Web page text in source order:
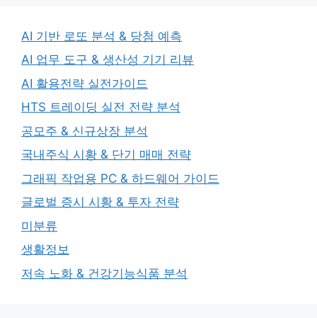
AI 기반 로또 분석 & 당첨 예측
AI 업무 도구 & 생산성 기기 리뷰
AI 활용전략 실전가이드
HTS 트레이딩 실전 전략 분석
공모주 & 신규상장 분석
국내주식 시황 & 단기 매매 전략
그래픽 작업용 PC & 하드웨어 가이드
글로벌 증시 시황 & 투자 전략
미분류
생활정보
저속 노화 & 건강기능식품 분석